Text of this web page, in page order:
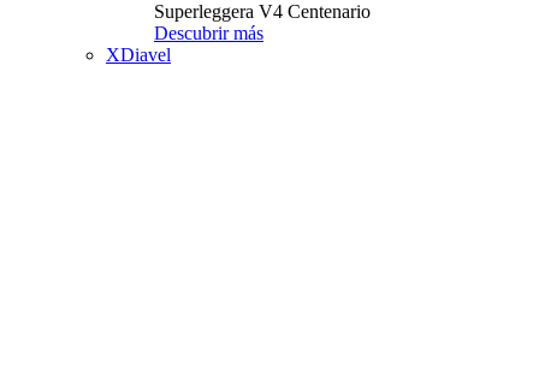
Superleggera V4 Centenario
Descubrir más
XDiavel